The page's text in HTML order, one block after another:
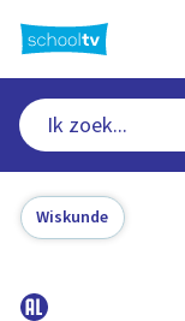
naar
hoofdinhoud
Wiskunde